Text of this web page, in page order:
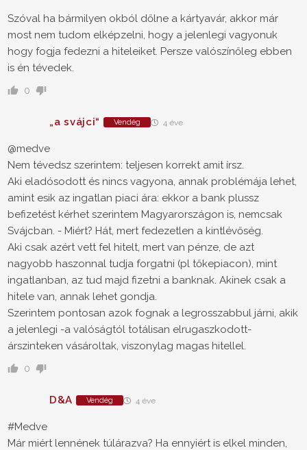
Szóval ha bármilyen okból dőlne a kártyavár, akkor már
most nem tudom elképzelni, hogy a jelenlegi vagyonuk
hogy fogja fedezni a hiteleiket. Persze valószínőleg ebben
is én tévedek.
0
„a svájci“ Vendég 4 éve
@medve
Nem tévedsz szerintem: teljesen korrekt amit írsz.
Aki eladósodott és nincs vagyona, annak problémája lehet,
amint esik az ingatlan piaci ára: ekkor a bank plussz
befizetést kérhet szerintem Magyarországon is, nemcsak
Svájcban. - Miért? Hát, mert fedezetlen a kintlévőség.
Aki csak azért vett fel hitelt, mert van pénze, de azt
nagyobb haszonnal tudja forgatni (pl tőkepiacon), mint
ingatlanban, az tud majd fizetni a banknak. Akinek csak a
hitele van, annak lehet gondja.
Szerintem pontosan azok fognak a legrosszabbul járni, akik
a jelenlegi -a valóságtól totálisan elrugaszkodott-
árszinteken vásároltak, viszonylag magas hitellel.
0
D&A Vendég 4 éve
#Medve
Már miért lennének túlárazva? Ha ennyiért is elkel minden,